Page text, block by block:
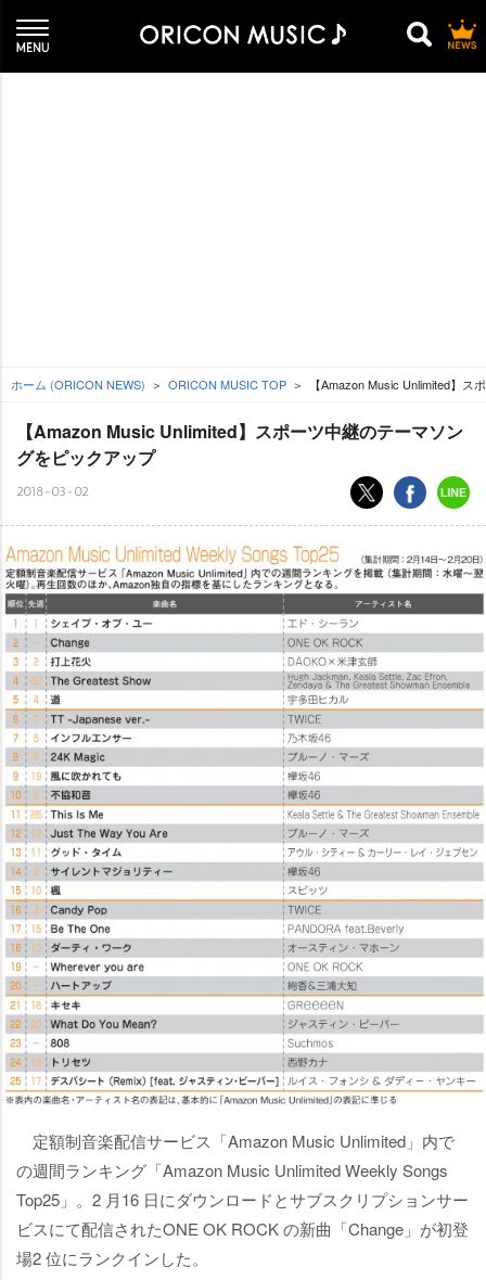
ホーム (ORICON NEWS) ORICON MUSIC TOP 【Amazon Music Unlimited】ス
【Amazon Music Unlimited】スポーツ中継のテーマソン
グをピックアップ
2018-03-02
定額制音楽配信サービス「Amazon Music Unlimited」内で
の週間ランキング「Amazon Music Unlimited Weekly Songs
Top25」。2 月16 日にダウンロードとサブスクリプションサー
ビスにて配信されたONE OK ROCK の新曲「Change」が初登
場2 位にランクインした。